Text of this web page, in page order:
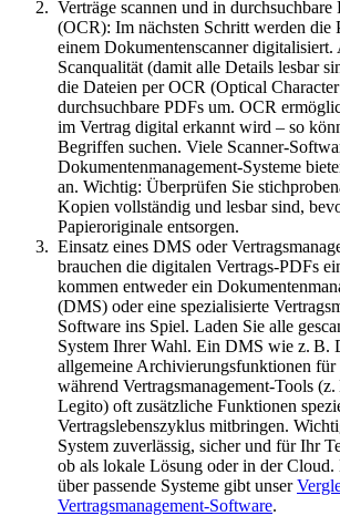
Verträge scannen und in
(OCR): Im nächsten Schritt werden die
einem Dokumentenscanner digitalisiert.
Scanqualität (damit alle Details lesbar
die Dateien per OCR (Optical
durchsuchbare PDFs um. OCR
im Vertrag digital erkannt wird – so
Begriffen suchen. Viele Scanner-
Dokumentenmanagement-Systeme
an. Wichtig: Überprüfen Sie
Kopien vollständig und lesbar sind,
Papieroriginale entsorgen.
Einsatz eines DMS oder
brauchen die digitalen Vertrags-PDFs
kommen entweder ein
(DMS) oder eine spezialisierte
Software ins Spiel. Laden Sie alle
System Ihrer Wahl. Ein DMS wie z. B.
allgemeine Archivierungsfunktionen
während Vertragsmanagement-Tools
Legito) oft zusätzliche Funktionen
Vertragslebenszyklus mitbringen.
System zuverlässig, sicher und für Ihr
ob als lokale Lösung oder in der
über passende Systeme gibt unser
Vertragsmanagement-Software.